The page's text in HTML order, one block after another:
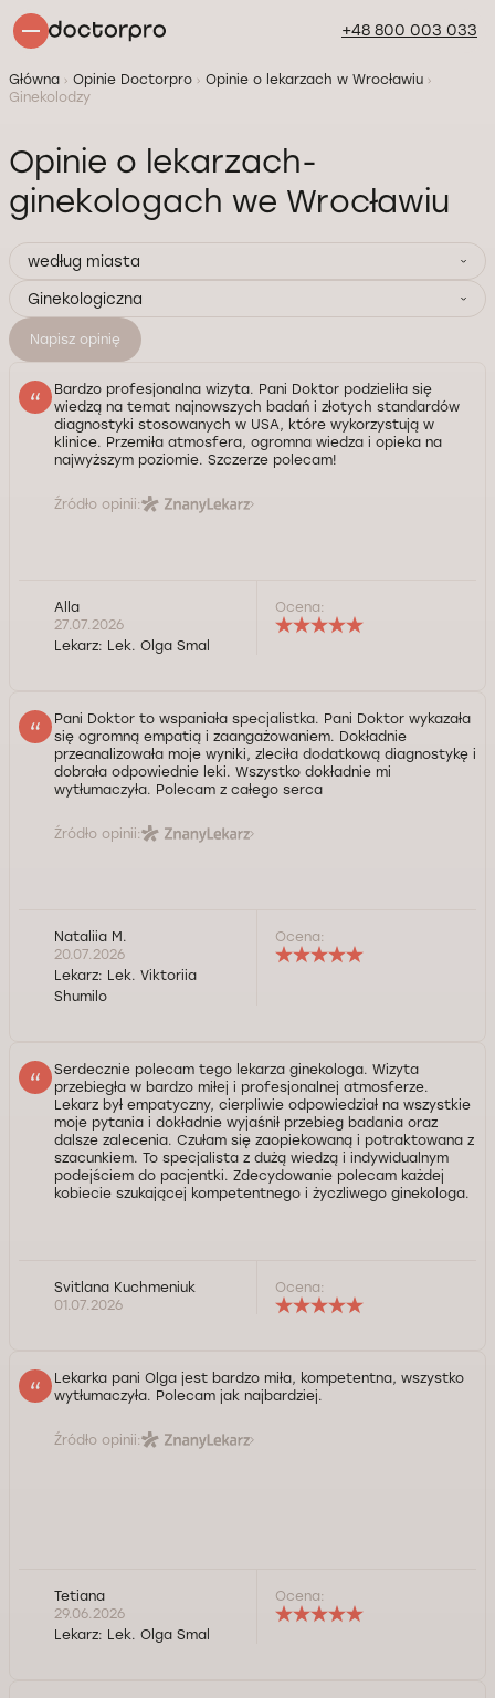
+48 800 003 033
Główna Opinie Doctorpro
Opinie o lekarzach w Wrocławiu
Ginekolodzy
Opinie o lekarzach-
ginekologach we Wrocławiu
według miasta
Ginekologiczna
Napisz opinię
Bardzo profesjonalna wizyta. Pani Doktor podzieliła się
wiedzą na temat najnowszych badań i złotych standardów
diagnostyki stosowanych w USA, które wykorzystują w
klinice. Przemiła atmosfera, ogromna wiedza i opieka na
najwyższym poziomie. Szczerze polecam!
Źródło opinii:
Alla
27.07.2026
Lekarz: Lek. Olga Smal
Ocena:
Pani Doktor to wspaniała specjalistka. Pani Doktor wykazała
się ogromną empatią i zaangażowaniem. Dokładnie
przeanalizowała moje wyniki, zleciła dodatkową diagnostykę i
dobrała odpowiednie leki. Wszystko dokładnie mi
wytłumaczyła. Polecam z całego serca
Źródło opinii:
Nataliia M.
20.07.2026
Lekarz: Lek. Viktoriia
Shumilo
Ocena:
Serdecznie polecam tego lekarza ginekologa. Wizyta
przebiegła w bardzo miłej i profesjonalnej atmosferze.
Lekarz był empatyczny, cierpliwie odpowiedział na wszystkie
moje pytania i dokładnie wyjaśnił przebieg badania oraz
dalsze zalecenia. Czułam się zaopiekowaną i potraktowana z
szacunkiem. To specjalista z dużą wiedzą i indywidualnym
podejściem do pacjentki. Zdecydowanie polecam każdej
kobiecie szukającej kompetentnego i życzliwego ginekologa.
Svitlana Kuchmeniuk
01.07.2026
Ocena:
Lekarka pani Olga jest bardzo miła, kompetentna, wszystko
wytłumaczyła. Polecam jak najbardziej.
Źródło opinii:
Tetiana
29.06.2026
Lekarz: Lek. Olga Smal
Ocena: